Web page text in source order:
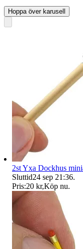
Hoppa över karusell
2st Yxa Dockhus
Sluttid24 sep 21:36.
Pris:20 kr,Köp nu.